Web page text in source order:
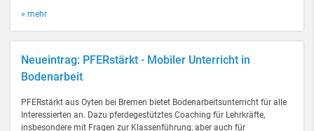
» mehr
Neueintrag: PFERstärkt - Mobiler Unterricht in
Bodenarbeit
PFERstärkt aus Oyten bei Bremen bietet Bodenarbeitsunterricht für alle
Interessierten an. Dazu pferdegestütztes Coaching für Lehrkräfte,
insbesondere mit Fragen zur Klassenführung, aber auch für